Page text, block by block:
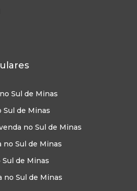
Sul de Minas
Sul de Minas
no Sul de Minas
no Sul de Minas
de Minas
no Sul de Minas